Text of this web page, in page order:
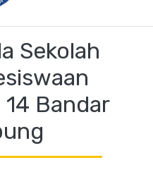
Sekolah
14 Bandar